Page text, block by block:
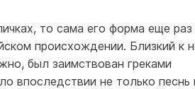
то сама его форма еще раз
происхождении. Близкий к
был заимствован греками
впоследствии не только песнь